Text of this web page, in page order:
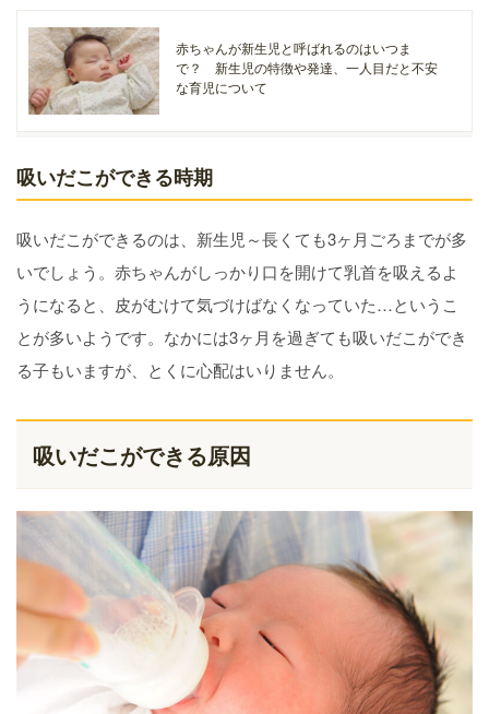
赤ちゃんが新生児と呼ばれるのはいつま
で？ 新生児の特徴や発達、一人目だと不安
な育児について
吸いだこができる時期
吸いだこができるのは、新生児～長くても3ヶ月ごろまでが多
いでしょう。赤ちゃんがしっかり口を開けて乳首を吸えるよ
うになると、皮がむけて気づけばなくなっていた…というこ
とが多いようです。なかには3ヶ月を過ぎても吸いだこができ
る子もいますが、とくに心配はいりません。
吸いだこができる原因